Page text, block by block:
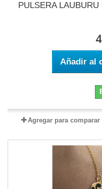
PULSERA
Añadir al
Agregar para comparar